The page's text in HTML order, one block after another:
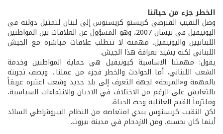
الخطر جزء من حياتنا
وصل النقيب القبرصي كريستو كريستوس إلى لبنان لتمثيل دولته في
اليونيفيل في نيسان 2007، وهو المسؤول عن العلاقات بين المواطنين
اللبنانيين واليونيفيل. مهمته لا تتطلب علاقات مباشرة مع الجيش
اللبناني لكنه يشيد بعراقة هذا الجيش.
يقول: مهمتنا الاساسية كيونيفيل هي حماية المواطنين وخدمة
الشعب اللبناني، أما الحوادث والخطر فجزء من عملنا... ويصف تجربته
بالمهمة و«المربحة» لجهة التعرف إلى بلد جديد وشعب اعتبره عريقاً
بالتعايش على الرغم من الاختلاف في الاديان والانتماءات السياسية،
وملتزماً القيم العائلية وحبّ الحياة.
لكن النقيب كريستوس يبدي امتعاضه من النظام البيروقراطي السائد
أينما كان بحسبه، ومن الازدحام في مدينة بيروت.